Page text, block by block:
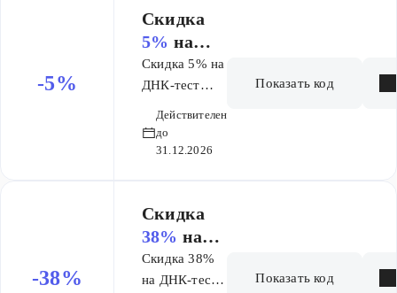
-5%
​Скидка
5% на
ДНК-тест
Спортивн
ая
генетика
Скидка 5% на
ДНК-тест
генетика
Действителен
до
31.12.2026
Показать код
-38%
Скидка ​
38% на
ДНК-тест
Генетичес
Скидка 38%
на ДНК-тест
Показать код